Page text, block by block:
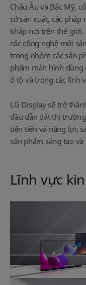
Châu Âu và Bắc Mỹ,
sở sản xuất, các pháp
khắp nơi trên thế
các công nghệ mới
trong nhóm các sản
phẩm màn hình
ô tô và trong các lĩnh
LG Display sẽ trở
đầu dẫn dắt thị
tiên tiến và năng lực
sản phẩm sáng tạo và
Lĩnh vực